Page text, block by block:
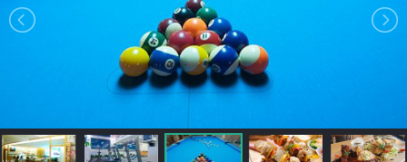
房
跟
飯